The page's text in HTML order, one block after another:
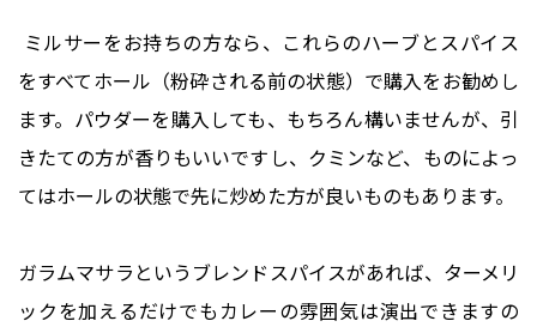
ミルサーをお持ちの方なら、これらのハーブとスパイス
をすべてホール（粉砕される前の状態）で購入をお勧めし
ます。パウダーを購入しても、もちろん構いませんが、引
きたての方が香りもいいですし、クミンなど、ものによっ
てはホールの状態で先に炒めた方が良いものもあります。
ガラムマサラというブレンドスパイスがあれば、ターメリ
ックを加えるだけでもカレーの雰囲気は演出できますの